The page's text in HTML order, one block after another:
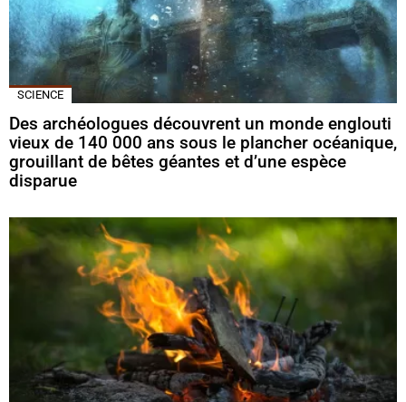
SCIENCE
Des archéologues découvrent un monde englouti
vieux de 140 000 ans sous le plancher océanique,
grouillant de bêtes géantes et d’une espèce
disparue